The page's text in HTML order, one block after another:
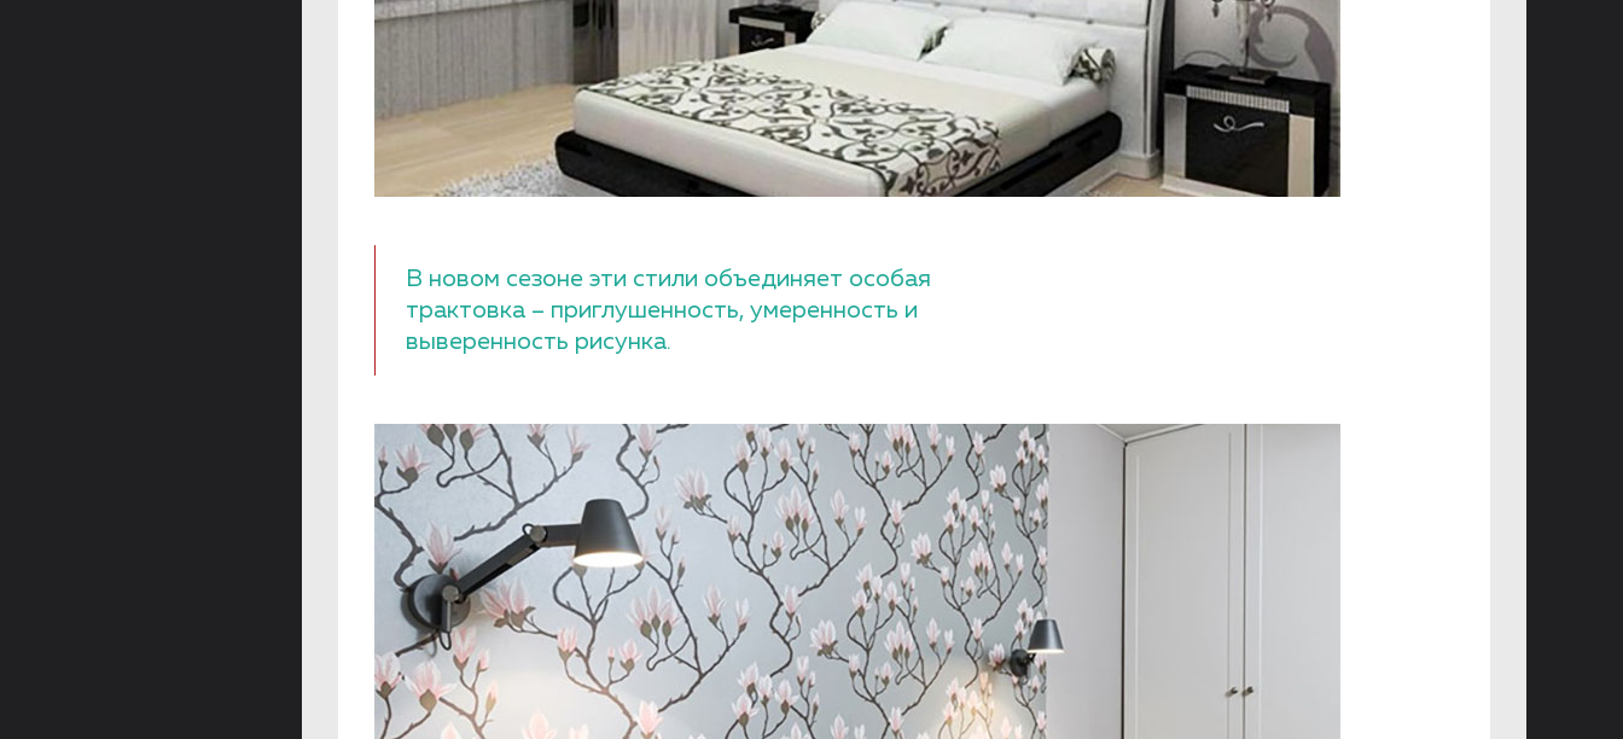
В новом сезоне эти стили объединяет особая
трактовка – приглушенность, умеренность и
выверенность рисунка.